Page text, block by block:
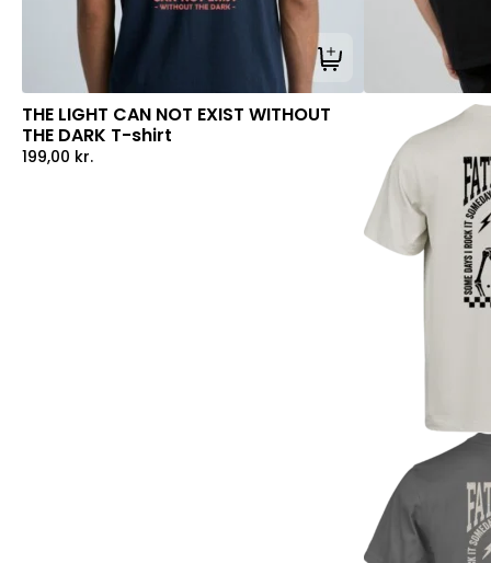
Tilføj til kurv
THE LIGHT CAN NOT EXIST WITHOUT
THE DARK T-shirt
199,00 kr.